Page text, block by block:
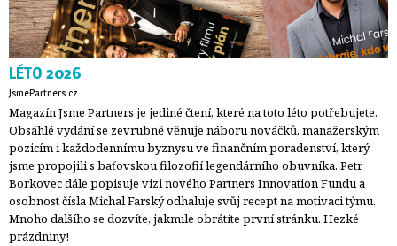
LÉTO 2026
JsmePartners.cz
Magazín Jsme Partners je jediné čtení, které na toto léto potřebujete.
Obsáhlé vydání se zevrubně věnuje náboru nováčků, manažerským
pozicím i každodennímu byznysu ve finančním poradenství, který
jsme propojili s baťovskou filozofií legendárního obuvníka. Petr
Borkovec dále popisuje vizi nového Partners Innovation Fundu a
osobnost čísla Michal Farský odhaluje svůj recept na motivaci týmu.
Mnoho dalšího se dozvíte, jakmile obrátíte první stránku. Hezké
prázdniny!